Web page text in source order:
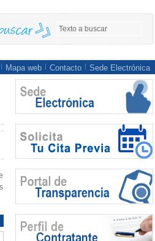
Mapa web Contacto Sede Electrónica